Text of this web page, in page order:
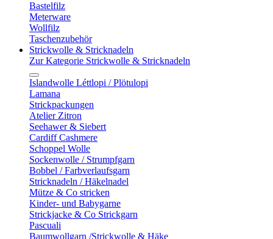
Bastelfilz
Meterware
Wollfilz
Taschenzubehör
Strickwolle & Stricknadeln
Zur Kategorie Strickwolle & Stricknadeln
Islandwolle Léttlopi / Plötulopi
Lamana
Strickpackungen
Atelier Zitron
Seehawer & Siebert
Cardiff Cashmere
Schoppel Wolle
Sockenwolle / Strumpfgarn
Bobbel / Farbverlaufsgarn
Stricknadeln / Häkelnadel
Mütze & Co stricken
Kinder- und Babygarne
Strickjacke & Co Strickgarn
Pascuali
Baumwollgarn /Strickwolle & Häke